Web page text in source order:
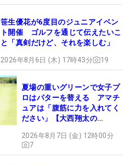
笹生優花が6度目のジュニアイベン
ト開催 ゴルフを通じて伝えたいこ
と「真剣だけど、それを楽しむ」
2026年8月6日 (木) 17時43分 19
夏場の重いグリーンで女子プ
ロはパターを替える アマチ
ュアは「腹筋に力を入れてく
ださい」【大西翔太の
2026年8月7日 (金) 12時00分
7